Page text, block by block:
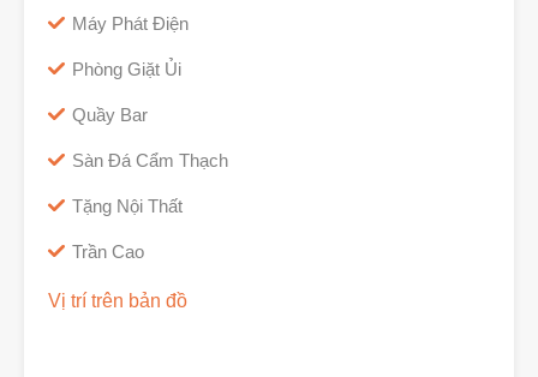
Máy Phát Điện
Phòng Giặt Ủi
Quầy Bar
Sàn Đá Cẩm Thạch
Tặng Nội Thất
Trần Cao
Vị trí trên bản đồ